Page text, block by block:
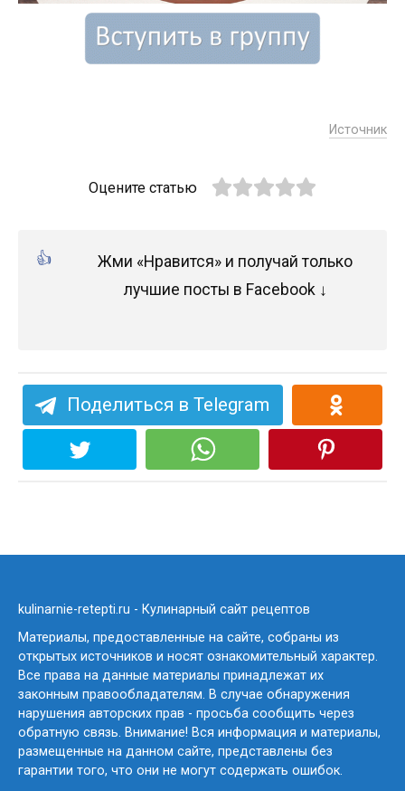
Источник
Оцените статью
Жми «Нравится» и получай только
лучшие посты в Facebook ↓
Поделиться в Telegram
kulinarnie-retepti.ru - Кулинарный сайт рецептов
Материалы, предоставленные на сайте, собраны из
открытых источников и носят ознакомительный характер.
Все права на данные материалы принадлежат их
законным правообладателям. В случае обнаружения
нарушения авторских прав - просьба сообщить через
обратную связь. Внимание! Вся информация и материалы,
размещенные на данном сайте, представлены без
гарантии того, что они не могут содержать ошибок.